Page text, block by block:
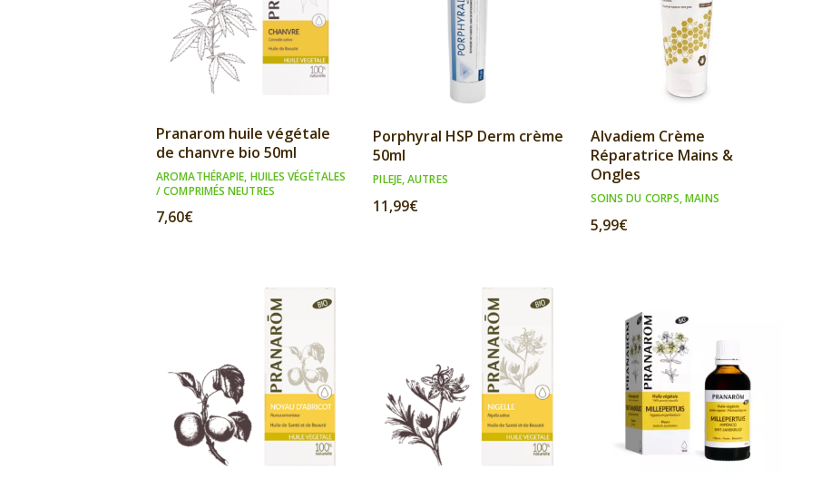
Pranarom huile végétale
de chanvre bio 50ml
AROMATHÉRAPIE, HUILES VÉGÉTALES
/ COMPRIMÉS NEUTRES
7,60€
Porphyral HSP Derm crème
50ml
PILEJE,AUTRES
11,99€
Alvadiem Crème
Réparatrice Mains &
Ongles
SOINS DU CORPS,MAINS
5,99€